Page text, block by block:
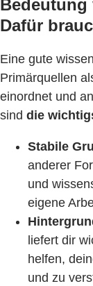
Bedeutung
Dafür
Eine gute
Primärquellen
einordnet und
sind die
Stabile
anderer
und
eigene
liefert dir
helfen,
und zu